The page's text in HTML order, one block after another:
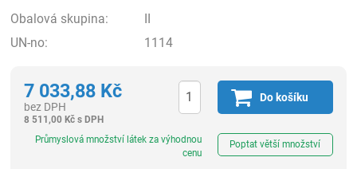
Obalová skupina:
II
UN-no:
1114
7 033,88 Kč
bez DPH
8 511,00Kč s DPH
Do košíku
Průmyslová množství látek za výhodnou
cenu
Poptat větší množství